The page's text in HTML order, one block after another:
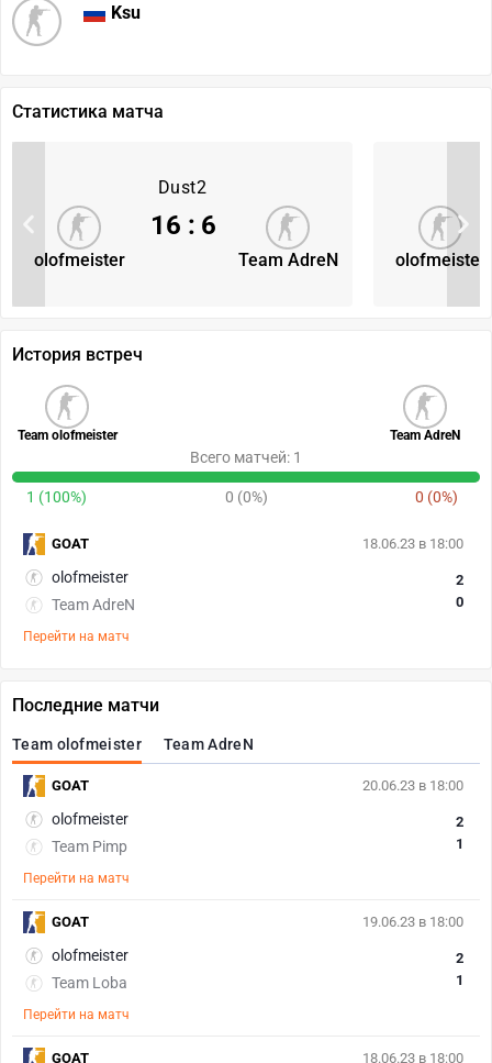
Ksu
Статистика матча
Dust2
olofmeister Team AdreN
16 : 6
olofmeister
История встреч
Team olofmeister Team AdreN
Всего матчей: 1
1 (100%) 0 (0%) 0 (0%)
18.06.23 в 18:00
olofmeister
Team AdreN
2
0
Перейти на матч
GOAT
Последние матчи
Team olofmeister Team AdreN
20.06.23 в 18:00
olofmeister
Team Pimp
2
1
Перейти на матч
GOAT
19.06.23 в 18:00
olofmeister
Team Loba
2
1
Перейти на матч
GOAT
18.06.23 в 18:00
GOAT